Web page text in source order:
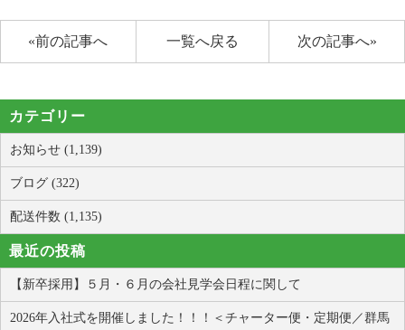
«前の記事へ 次の記事へ»
一覧へ戻る
カテゴリー
お知らせ (1,139)
ブログ (322)
配送件数 (1,135)
最近の投稿
【新卒採用】５月・６月の会社見学会日程に関して
2026年入社式を開催しました！！！＜チャーター便・定期便／群馬